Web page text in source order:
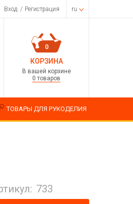
Вход / Регистрация ru
0
КОРЗИНА
В вашей корзине
0 товаров
ТОВАРЫ ДЛЯ РУКОДЕЛИЯ
733